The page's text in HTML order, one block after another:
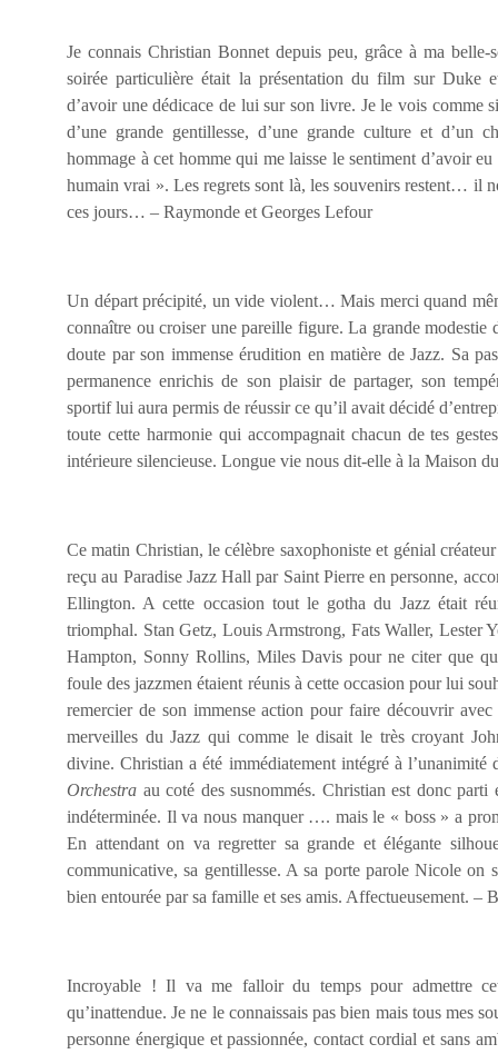
Je connais Christian Bonnet depuis peu, grâce à ma
soirée particulière était la présentation du film sur Duke
d’avoir une dédicace de lui sur son livre. Je le vois comme
d’une grande gentillesse, d’une grande culture et d’un
hommage à cet homme qui me laisse le sentiment d’avoir
humain vrai ». Les regrets sont là, les souvenirs restent… il
ces jours… – Raymonde et Georges Lefour
Un départ précipité, un vide violent… Mais merci quand
connaître ou croiser une pareille figure. La grande modestie
doute par son immense érudition en matière de Jazz. Sa
permanence enrichis de son plaisir de partager, son
sportif lui aura permis de réussir ce qu’il avait décidé
toute cette harmonie qui accompagnait chacun de tes
intérieure silencieuse. Longue vie nous dit-elle à la Maison
Ce matin Christian, le célèbre saxophoniste et génial
reçu au Paradise Jazz Hall par Saint Pierre en personne,
Ellington. A cette occasion tout le gotha du Jazz était
triomphal. Stan Getz, Louis Armstrong, Fats Waller, Lester
Hampton, Sonny Rollins, Miles Davis pour ne citer que
foule des jazzmen étaient réunis à cette occasion pour lui
remercier de son immense action pour faire découvrir
merveilles du Jazz qui comme le disait le très croyant
divine. Christian a été immédiatement intégré à l’unanimité
Orchestra au coté des susnommés. Christian est donc
indéterminée. Il va nous manquer …. mais le « boss » a
En attendant on va regretter sa grande et élégante
communicative, sa gentillesse. A sa porte parole Nicole on
bien entourée par sa famille et ses amis. Affectueusement. –
Incroyable ! Il va me falloir du temps pour admettre
qu’inattendue. Je ne le connaissais pas bien mais tous mes
personne énergique et passionnée, contact cordial et sans